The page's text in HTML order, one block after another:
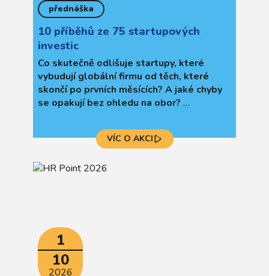
přednáška
10 příběhů ze 75 startupových
investic
Co skutečně odlišuje startupy, které
vybudují globální firmu od těch, které
skončí po prvních měsících? A jaké chyby
se opakují bez ohledu na obor?
autentických příběhů startupových investic
napříč střední a východní Evropou.
VÍC O AKCI
1
10
2026